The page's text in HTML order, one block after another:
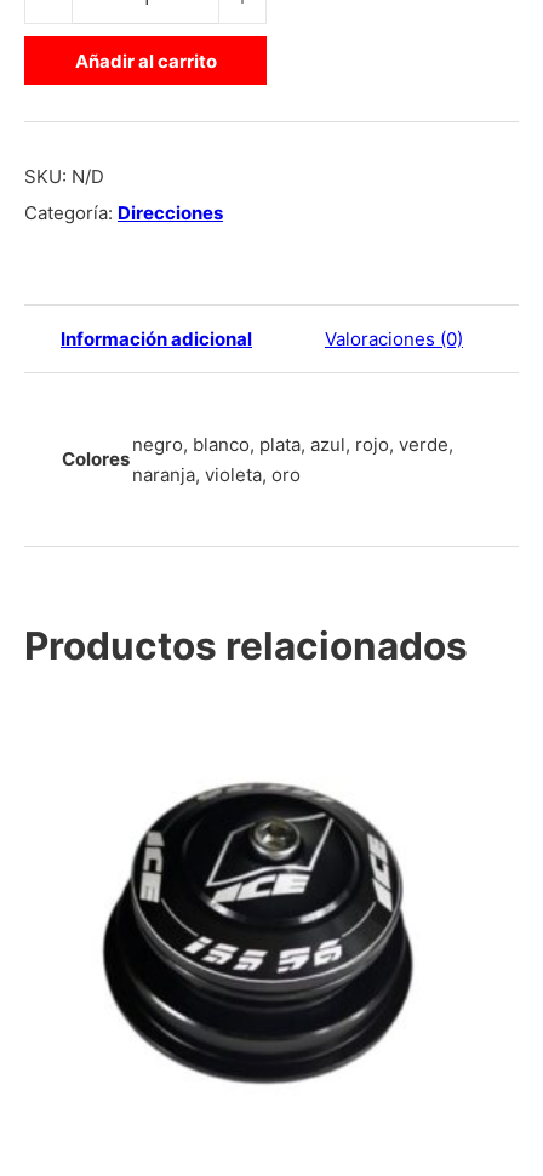
Añadir al carrito
SKU: N/D
Categoría: Direcciones
Información adicional Valoraciones (0)
Colores
negro, blanco, plata, azul, rojo, verde,
naranja, violeta, oro
Productos relacionados